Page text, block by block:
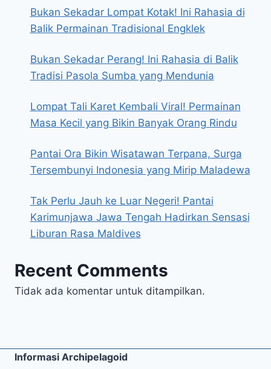
Bukan Sekadar Lompat Kotak! Ini Rahasia di
Balik Permainan Tradisional Engklek
Bukan Sekadar Perang! Ini Rahasia di Balik
Tradisi Pasola Sumba yang Mendunia
Lompat Tali Karet Kembali Viral! Permainan
Masa Kecil yang Bikin Banyak Orang Rindu
Pantai Ora Bikin Wisatawan Terpana, Surga
Tersembunyi Indonesia yang Mirip Maladewa
Tak Perlu Jauh ke Luar Negeri! Pantai
Karimunjawa Jawa Tengah Hadirkan Sensasi
Liburan Rasa Maldives
Recent Comments
Tidak ada komentar untuk ditampilkan.
Informasi Archipelagoid